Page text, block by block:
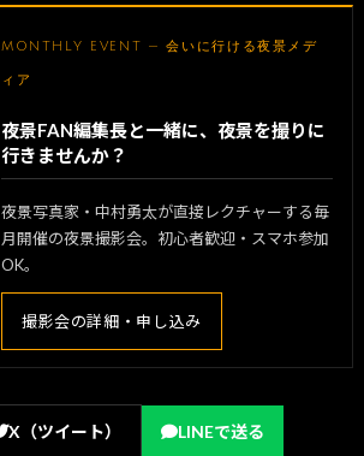
MONTHLY EVENT — 会いに行ける夜景メデ
ィア
夜景FAN編集長と一緒に、夜景を撮りに
行きませんか？
夜景写真家・中村勇太が直接レクチャーする毎
月開催の夜景撮影会。初心者歓迎・スマホ参加
OK。
撮影会の詳細・申し込み
X（ツイート） LINEで送る